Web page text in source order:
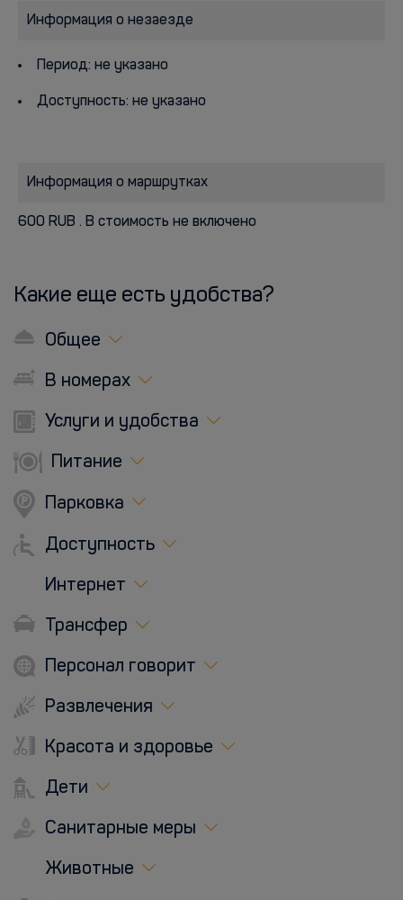
Информация о незаезде
Период: не указано
Доступность: не указано
Информация о маршрутках
600 RUB . В стоимость не включено
Какие еще есть удобства?
Общее
В номерах
Услуги и удобства
Питание
Парковка
Доступность
Интернет
Трансфер
Персонал говорит
Развлечения
Красота и здоровье
Дети
Санитарные меры
Животные